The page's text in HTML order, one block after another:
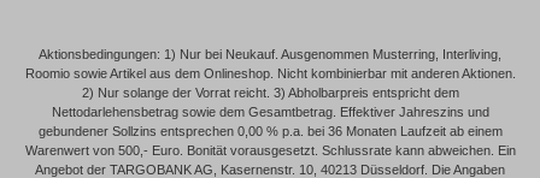
Aktionsbedingungen: 1) Nur bei Neukauf. Ausgenommen Musterring, Interliving,
Roomio sowie Artikel aus dem Onlineshop. Nicht kombinierbar mit anderen Aktionen.
2) Nur solange der Vorrat reicht. 3) Abholbarpreis entspricht dem
Nettodarlehensbetrag sowie dem Gesamtbetrag. Effektiver Jahreszins und
gebundener Sollzins entsprechen 0,00 % p.a. bei 36 Monaten Laufzeit ab einem
Warenwert von 500,- Euro. Bonität vorausgesetzt. Schlussrate kann abweichen. Ein
Angebot der TARGOBANK AG, Kasernenstr. 10, 40213 Düsseldorf. Die Angaben